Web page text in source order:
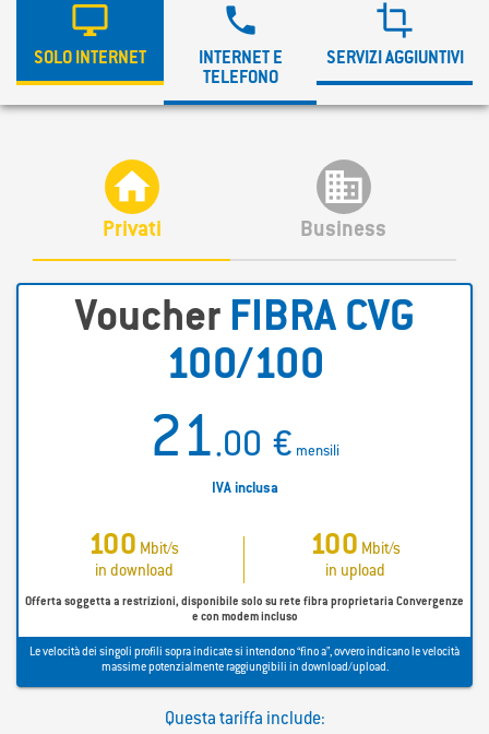

SOLO INTERNET

INTERNET E
TELEFONO

SERVIZI AGGIUNTIVI

Privati

Business
Voucher FIBRA CVG
100/100
21.00 € mensili
IVA inclusa
100 Mbit/s
in download
100 Mbit/s
in upload
Offerta soggetta a restrizioni, disponibile solo su rete fibra proprietaria Convergenze
e con modem incluso
Le velocità dei singoli profili sopra indicate si intendono “fino a”, ovvero indicano le velocità
massime potenzialmente raggiungibili in download/upload.
Questa tariffa include: